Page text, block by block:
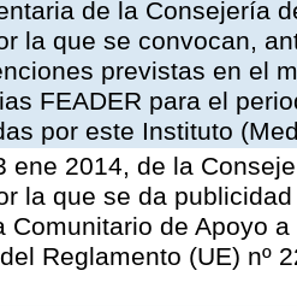
de la Consejería
la que se convocan,
previstas en el
FEADER para el
por este Instituto
ene 2014, de la
la que se da
Comunitario de Apoyo
Reglamento (UE) nº